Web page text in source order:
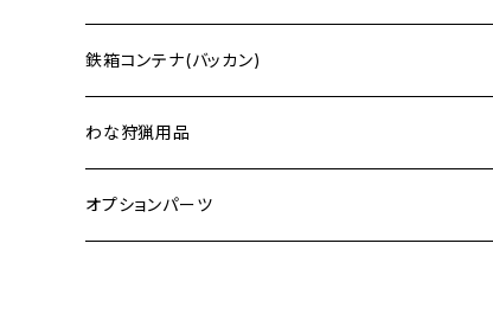
2.48ｍ×4ｍ (ホワイト)
2.48ｍ×4ｍ (ブラック)
2.48ｍ×4ｍ (迷彩)
鉄箱コンテナ(バッカン)
1.5m³
1.0m³
わな狩猟用品
箱わな
オプションパーツ